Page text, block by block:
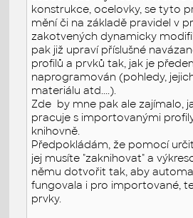
konstrukce, ocelovky, se tyto
mění či na základě pravidel v
zakotvených dynamicky
pak již upraví příslušné
profilů a prvků tak, jak je
naprogramován (pohledy,
materiálu atd....).
Zde by mne pak ale zajímalo,
pracuje s importovanými
knihovně.
Předpokládám, že pomocí
jej musíte "zaknihovat" a
němu dotvořit tak, aby
fungovala i pro importované,
prvky.